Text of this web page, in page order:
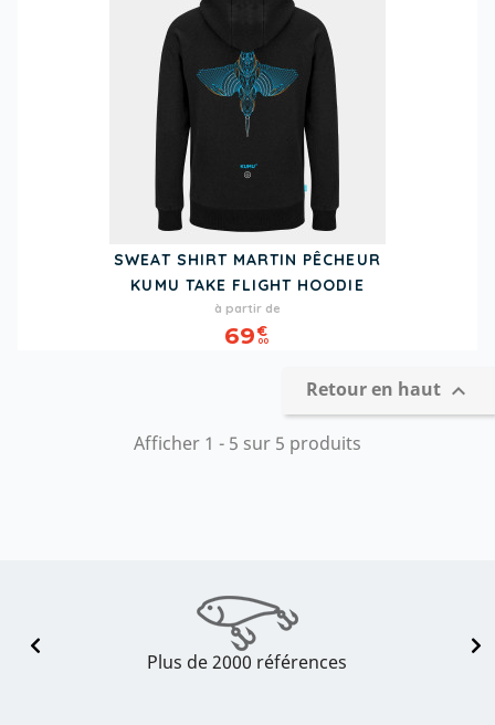
SWEAT SHIRT MARTIN PÊCHEUR
KUMU TAKE FLIGHT HOODIE
Prix
à partir de
69€
00
Retour en haut 
Afficher 1 - 5 sur 5 produits
Plus de 2000 références